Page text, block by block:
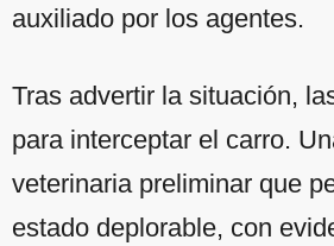
auxiliado por los agentes.
Tras advertir la situación,
para interceptar el carro.
veterinaria preliminar que
estado deplorable, con